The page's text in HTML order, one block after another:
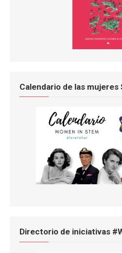
Calendario de las mujeres
Directorio de iniciativas